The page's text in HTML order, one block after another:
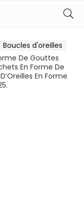
Boucles d'oreilles
De Gouttes
En Forme De
En Forme